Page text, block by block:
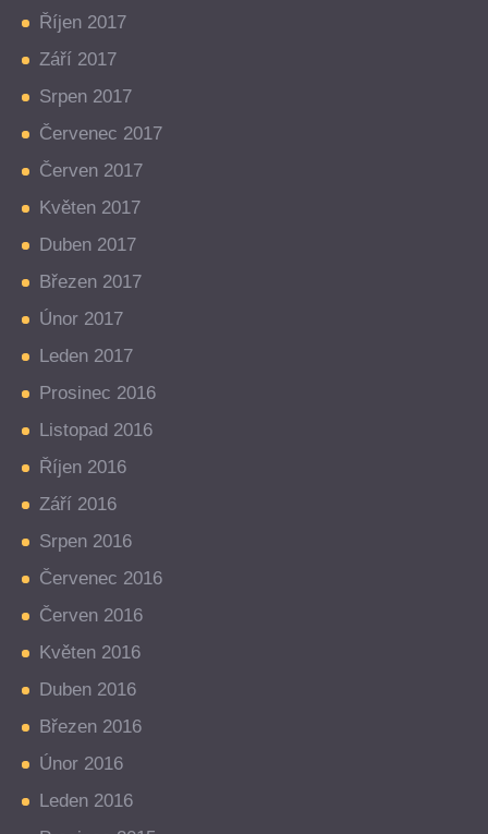
Říjen 2017
Září 2017
Srpen 2017
Červenec 2017
Červen 2017
Květen 2017
Duben 2017
Březen 2017
Únor 2017
Leden 2017
Prosinec 2016
Listopad 2016
Říjen 2016
Září 2016
Srpen 2016
Červenec 2016
Červen 2016
Květen 2016
Duben 2016
Březen 2016
Únor 2016
Leden 2016